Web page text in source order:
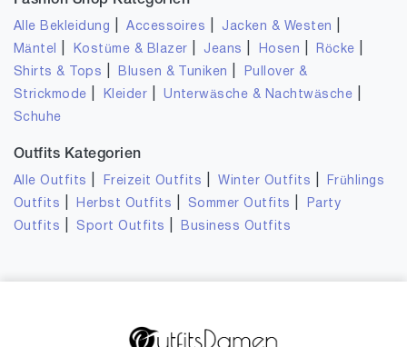
Alle Bekleidung |Accessoires Jacken & Westen
Mäntel Kostüme & Blazer Jeans Hosen Röcke
Shirts & Tops Blusen & Tuniken
Pullover &
Strickmode
Kleider |Unterwäsche & Nachtwäsche
Schuhe
Outfits Kategorien
Alle Outfits Freizeit Outfits |Winter Outfits
Frühlings
Outfits
Herbst Outfits Sommer Outfits
Party
Outfits
Sport Outfits Business Outfits